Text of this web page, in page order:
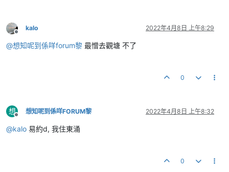
離線
kalo 2022年4月8日 上午8:29
@想知呢到係咩forum黎 最憎去觀塘 不了
0
想
離線
想知呢到係咩FORUM黎 2022年4月8日 上午8:32
@kalo 易約d, 我住東涌
0